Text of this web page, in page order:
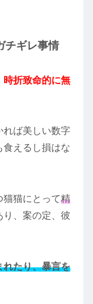
チギレ事情
時折致命的に無
れば美しい数字
食えるし損はな
猫猫にとって精
り、案の定、彼
れたり、暴言を